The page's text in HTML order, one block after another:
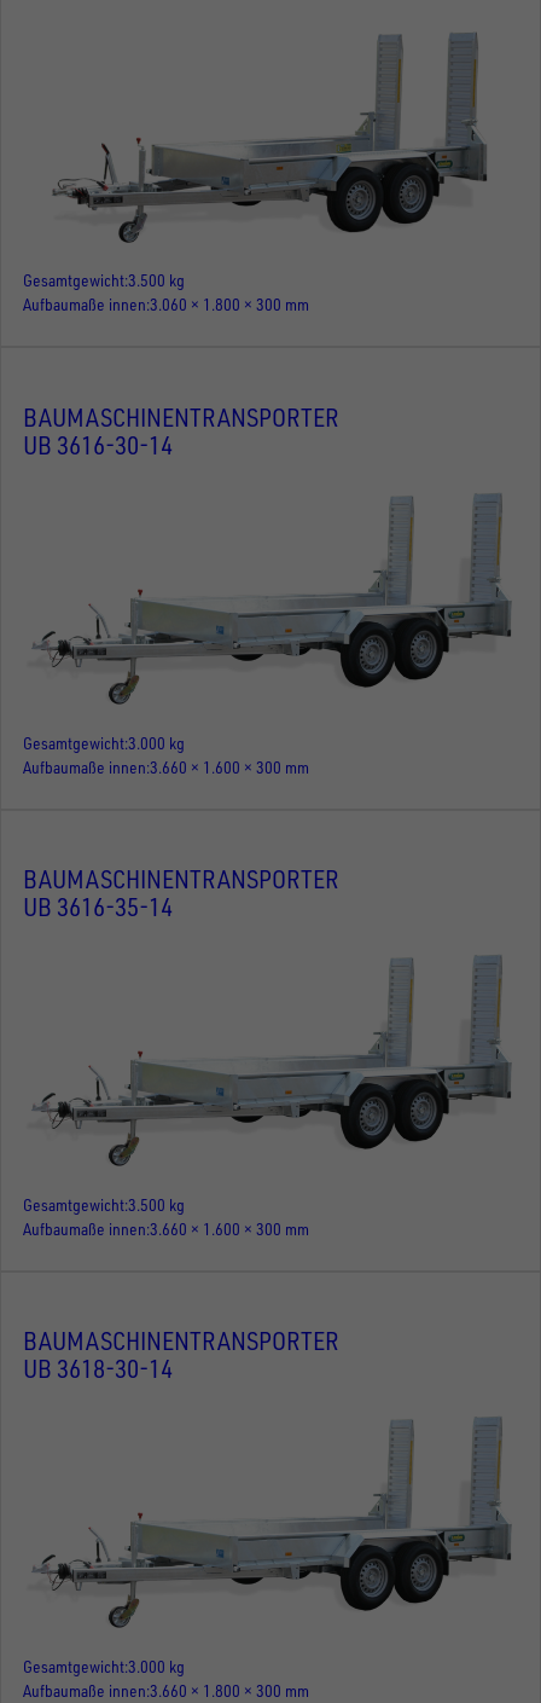
Gesamtgewicht3.500 kg
Aufbaumaße innen 3.060 × 1.800 × 300 mm
BAUMASCHINENTRANSPORTER
UB 3616-30-14
Gesamtgewicht3.000 kg
Aufbaumaße innen 3.660 × 1.600 × 300 mm
BAUMASCHINENTRANSPORTER
UB 3616-35-14
Gesamtgewicht3.500 kg
Aufbaumaße innen 3.660 × 1.600 × 300 mm
BAUMASCHINENTRANSPORTER
UB 3618-30-14
Gesamtgewicht3.000 kg
Aufbaumaße innen 3.660 × 1.800 × 300 mm